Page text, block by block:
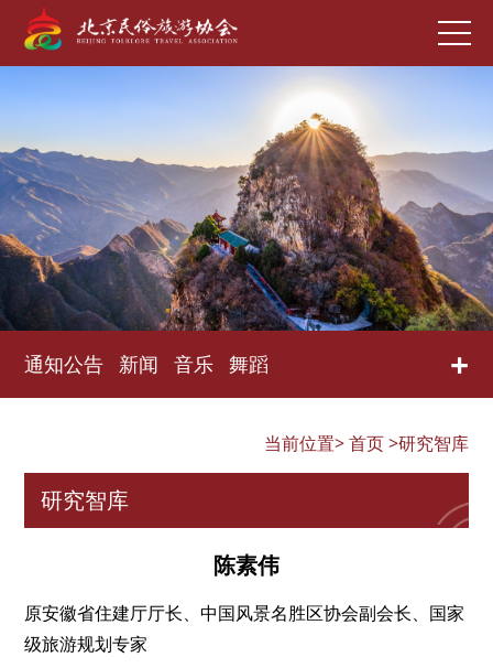
通知公告 新闻 音乐 舞蹈 +
当前位置>首页>研究智库
研究智库
陈素伟
原安徽省住建厅厅长、中国风景名胜区协会副会长、国家
级旅游规划专家